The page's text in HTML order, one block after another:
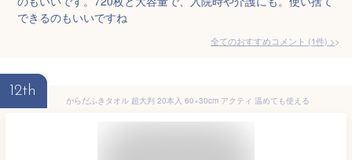
できるのもいいですね
全てのおすすめコメント (1件) >
12th
からだふきタオル 超大判 20本入 60×30cm アクティ 温めても使える